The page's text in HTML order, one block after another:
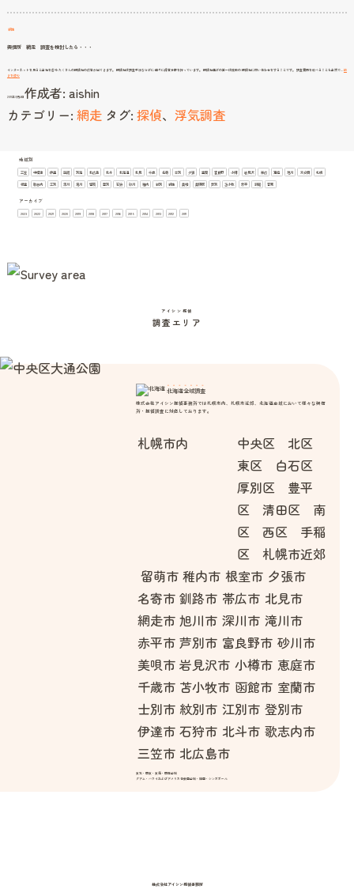
け
網走
興信所 網走 調査を検討したら・・・
インターネットを見ると当社を含め たくさんの探偵社の広告が出てきます。 探偵社は調査手法ならびに 個々に得意分野を持っています。 探偵社選びの第一は複数の 探偵社に問い合わせをすることです。 調査費用を較べることも当然で… 続
きを読む興
走
2011年9月4日作成者: aishin
カテゴリー: 網走 タグ: 探偵、 浮気調査
地域別
三笠 中標津 伊達 函館 別海 北広島 北斗 北海道 北見 千歳 名寄 士別 夕張 室蘭 富良野 小樽 岩見沢 帯広 恵庭 旭川 未分類 札幌
根室 歌志内 江別 深川 滝川 留萌 登別 石狩 砂川 稚内 紋別 網走 美唄 美瑛町 芦別 苫小牧 赤平 釧路 音更
アーカイブ
2023 2022 2021 2020 2019 2018 2017 2016 2015 2014 2013 2012 2011
アイシン探偵
調査エリア
北海道全域調査
株式会社アイシン探偵事務所では札幌市内、札幌市近郊、北海道全域において様々な興信
所・探偵調査に対応しております。
札幌市内
中央区 北区
東区 白石区
厚別区 豊平
区 清田区 南
区 西区 手稲
区 札幌市近郊
留萌市 稚内市 根室市 夕張市
名寄市 釧路市 帯広市 北見市
網走市 旭川市 深川市 滝川市
赤平市 芦別市 富良野市 砂川市
美唄市 岩見沢市 小樽市 恵庭市
千歳市 苫小牧市 函館市 室蘭市
士別市 紋別市 江別市 登別市
伊達市 石狩市 北斗市 歌志内市
三笠市 北広島市
東北・関東・東海・関西全域
グアム・ハワイおよびアメリカ合衆国全域・韓国・シンガポール
株式会社アイシン探偵事務所